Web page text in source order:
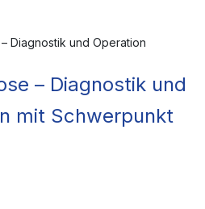
– Diagnostik und
mit Schwerpunkt